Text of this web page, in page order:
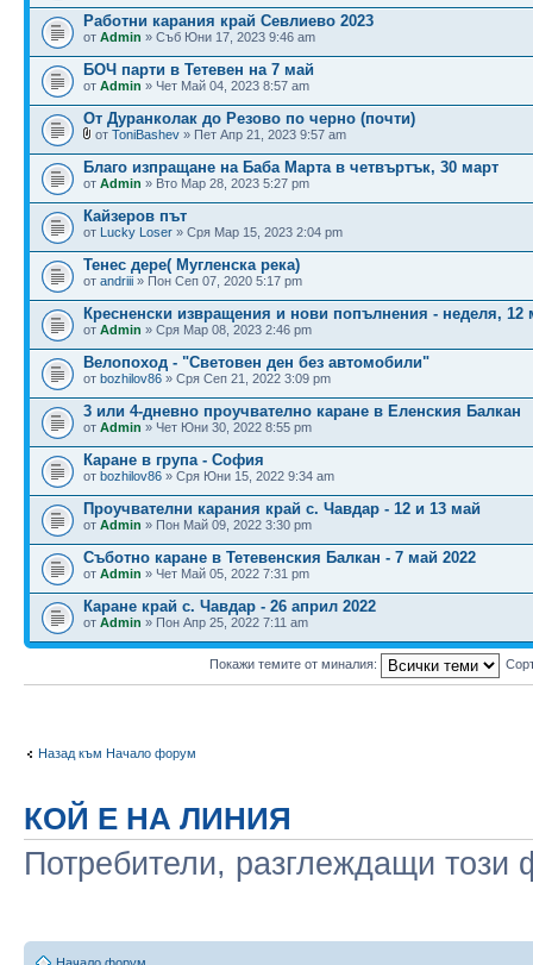
Работни карания край Севлиево 2023
от Admin » Съб Юни 17, 2023 9:46 am
БОЧ парти в Тетевен на 7 май
от Admin » Чет Май 04, 2023 8:57 am
От Дуранколак до Резово по черно (почти)
от ToniBashev » Пет Апр 21, 2023 9:57 am
Благо изпращане на Баба Марта в четвъртък, 30 март
от Admin » Вто Мар 28, 2023 5:27 pm
Кайзеров път
от Lucky Loser » Сря Мар 15, 2023 2:04 pm
Тенес дере( Мугленска река)
от andriii » Пон Сеп 07, 2020 5:17 pm
Кресненски извращения и нови попълнения - неделя, 12
от Admin » Сря Мар 08, 2023 2:46 pm
Велопоход - "Световен ден без автомобили"
от bozhilov86 » Сря Сеп 21, 2022 3:09 pm
3 или 4-дневно проучвателно каране в Еленския Балкан
от Admin » Чет Юни 30, 2022 8:55 pm
Каране в група - София
от bozhilov86 » Сря Юни 15, 2022 9:34 am
Проучвателни карания край с. Чавдар - 12 и 13 май
от Admin » Пон Май 09, 2022 3:30 pm
Съботно каране в Тетевенския Балкан - 7 май 2022
от Admin » Чет Май 05, 2022 7:31 pm
Каране край с. Чавдар - 26 април 2022
от Admin » Пон Апр 25, 2022 7:11 am
Покажи темите от миналия:
Назад към Начало форум
КОЙ Е НА ЛИНИЯ
Потребители, разглеждащи този